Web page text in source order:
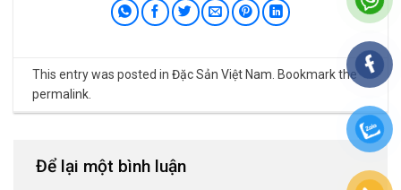
This entry was posted in Đặc Sản Việt Nam . Bookmark the
permalink
Để lại một bình luận